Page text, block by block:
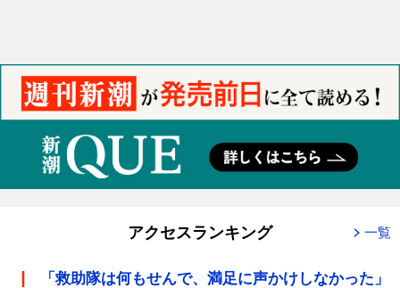
アクセスランキング 一覧
「救助隊は何もせんで、満足に声かけしなかった」